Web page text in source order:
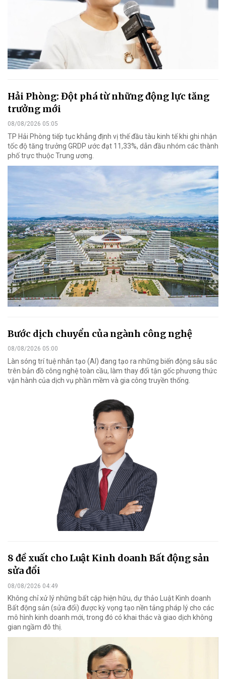
Hải Phòng: Đột phá từ những động lực tăng
trưởng mới
08/08/2026 05:05
TP Hải Phòng tiếp tục khẳng định vị thế đầu tàu kinh tế khi ghi nhận
tốc độ tăng trưởng GRDP ước đạt 11,33%, dẫn đầu nhóm các thành
phố trực thuộc Trung ương.
Bước dịch chuyển của ngành công nghệ
08/08/2026 05:00
Làn sóng trí tuệ nhân tạo (AI) đang tạo ra những biến động sâu sắc
trên bản đồ công nghệ toàn cầu, làm thay đổi tận gốc phương thức
vận hành của dịch vụ phần mềm và gia công truyền thống.
8 đề xuất cho Luật Kinh doanh Bất động sản
sửa đổi
08/08/2026 04:49
Không chỉ xử lý những bất cập hiện hữu, dự thảo Luật Kinh doanh
Bất động sản (sửa đổi) được kỳ vọng tạo nền tảng pháp lý cho các
mô hình kinh doanh mới, trong đó có khai thác và giao dịch không
gian ngầm đô thị.